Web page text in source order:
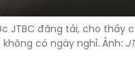
JTBC đăng tải, cho
có ngày nghỉ. Ảnh: